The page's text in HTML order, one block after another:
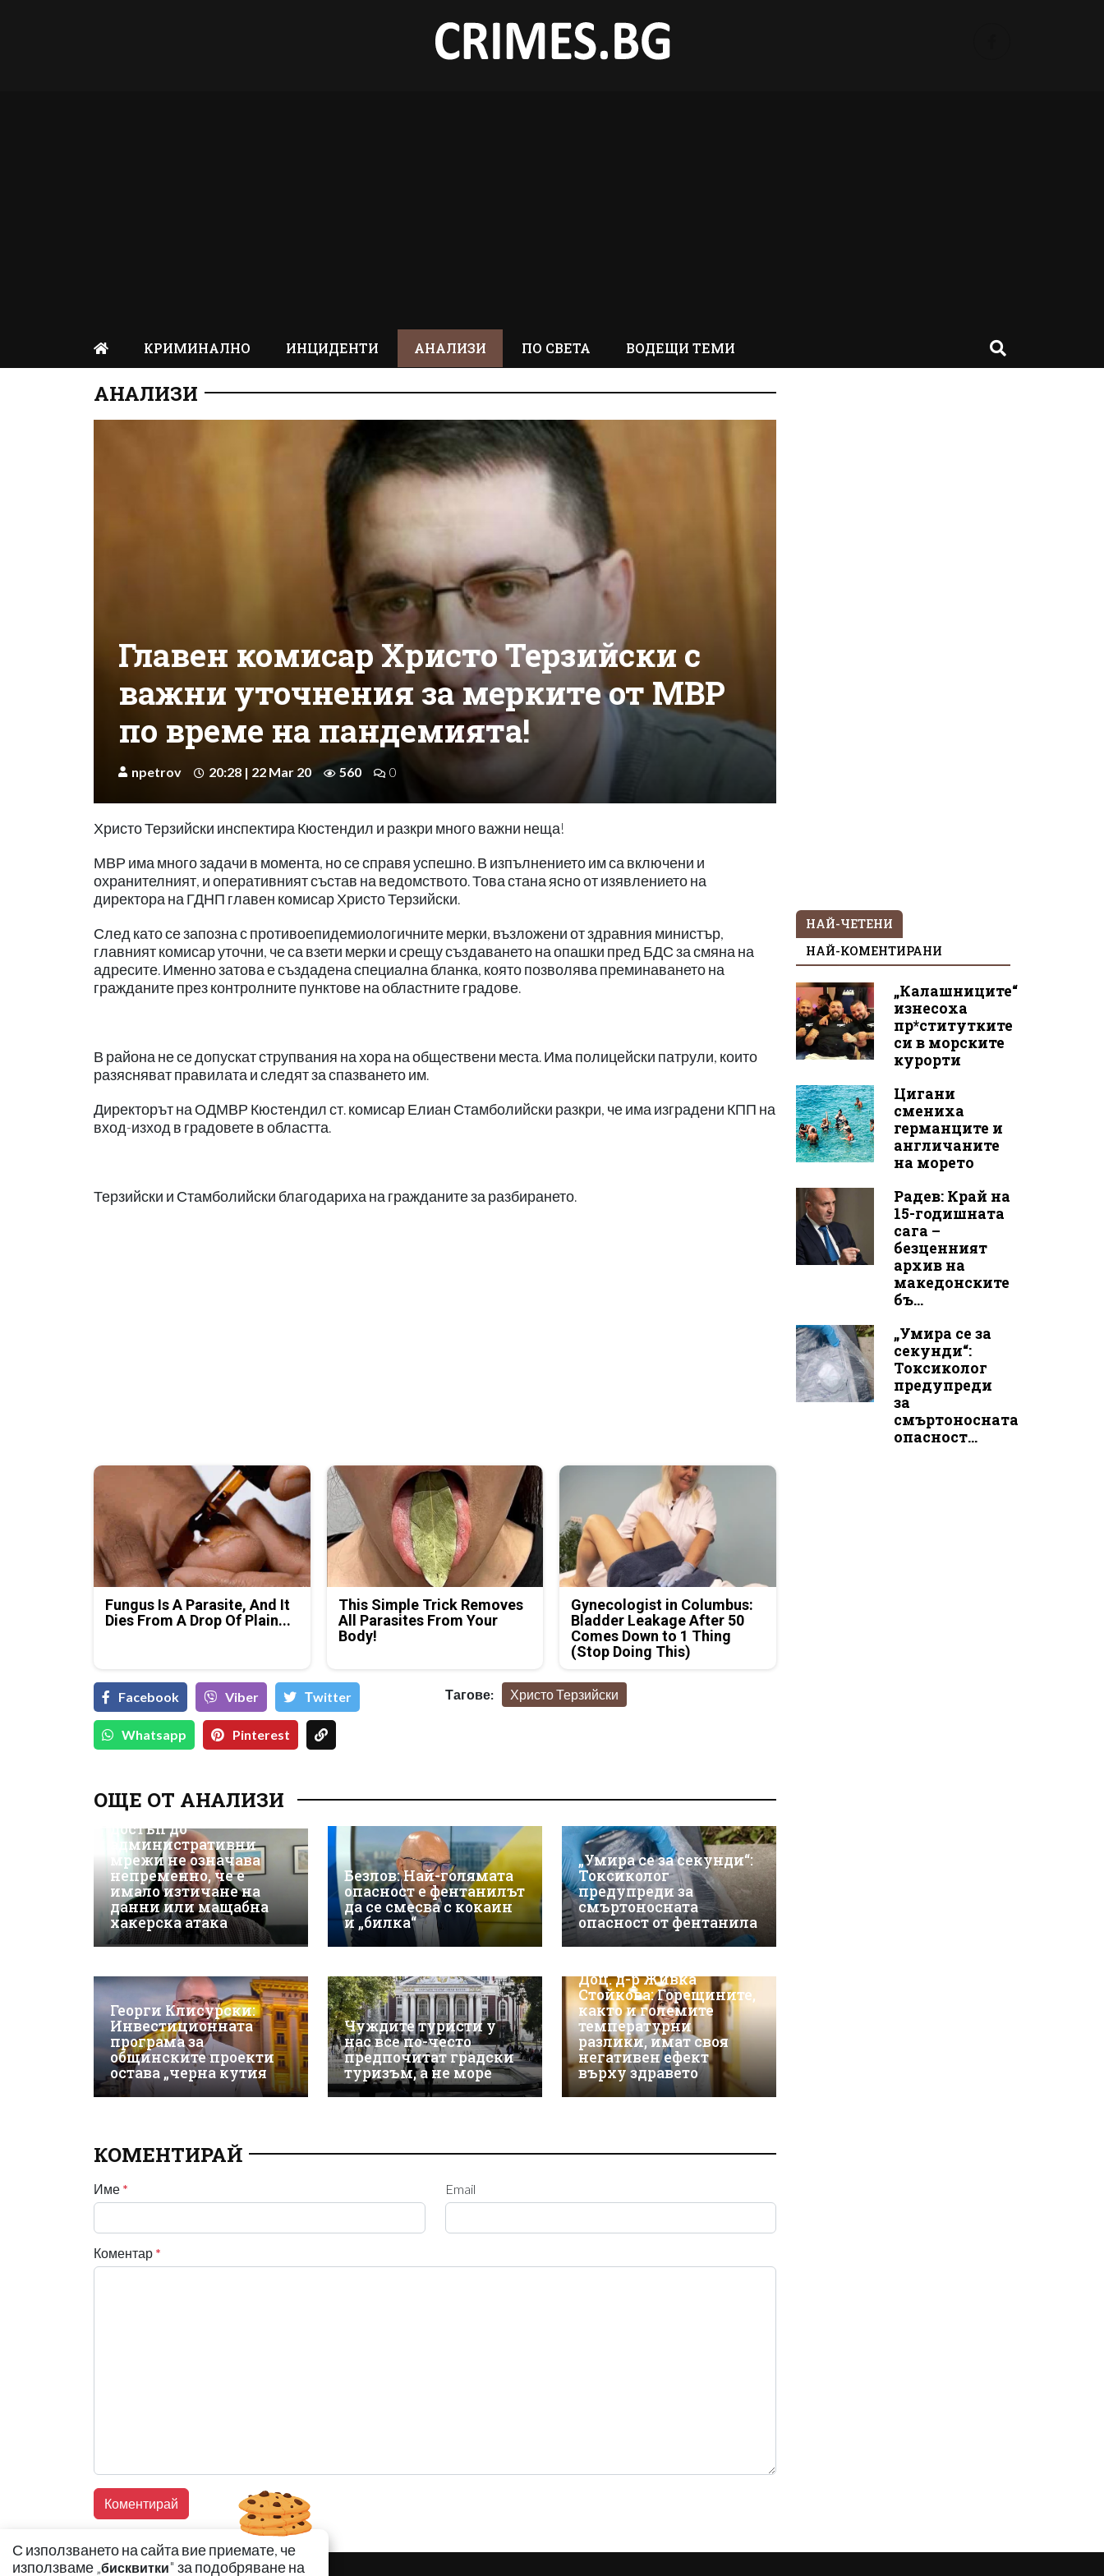
КРИМИНАЛНО ИНЦИДЕНТИ АНАЛИЗИ ПО СВЕТА ВОДЕЩИ ТЕМИ
АНАЛИЗИ
Главен комисар Христо Терзийски с
важни уточнения за мерките от МВР
по време на пандемията!
npetrov 20:28 | 22 Mar 20 560 0
Христо Терзийски инспектира Кюстендил и разкри много важни неща!
МВР има много задачи в момента, но се справя успешно. В изпълнението им са включени и
охранителният, и оперативният състав на ведомството. Това стана ясно от изявлението на
директора на ГДНП главен комисар Христо Терзийски.
След като се запозна с противоепидемиологичните мерки, възложени от здравния министър,
главният комисар уточни, че са взети мерки и срещу създаването на опашки пред БДС за смяна на
адресите. Именно затова е създадена специална бланка, която позволява преминаването на
гражданите през контролните пунктове на областните градове.
В района не се допускат струпвания на хора на обществени места. Има полицейски патрули, които
разясняват правилата и следят за спазването им.
Директорът на ОДМВР Кюстендил ст. комисар Елиан Стамболийски разкри, че има изградени КПП на
вход-изход в градовете в областта.
Терзийски и Стамболийски благодариха на гражданите за разбирането.
Fungus Is A Parasite, And It
Dies From A Drop Of Plain...
This Simple Trick Removes
All Parasites From Your
Body!
Gynecologist in Columbus:
Bladder Leakage After 50
Comes Down to 1 Thing
(Stop Doing This)
Facebook Viber Тwitter
Whatsapp Pinterest
Тагове: Христо Терзийски
ОЩЕ ОТ АНАЛИЗИ
киберсигурност:
Неоторизираният
достъп до
административни
мрежи не означава
непременно, че е
имало изтичане на
данни или мащабна
хакерска атака
Безлов: Най-голямата
опасност е фентанилът
да се смесва с кокаин
и „билка“
„Умира се за секунди“:
Токсиколог
предупреди за
смъртоносната
опасност от фентанила
Георги Клисурски:
Инвестиционната
програма за
общинските проекти
остава „черна кутия
Чуждите туристи у
нас все по-често
предпочитат градски
туризъм, а не море
Доц. д-р Живка
Стойкова: Горещините,
както и големите
температурни
разлики, имат своя
негативен ефект
върху здравето
КОМЕНТИРАЙ
Име * Email
Коментар *
НАЙ-ЧЕТЕНИ
НАЙ-КОМЕНТИРАНИ
„Калашниците“
изнесоха
пр*ститутките
си в морските
курорти
Цигани
смениха
германците и
англичаните
на морето
Радев: Край на
15-годишната
сага –
безценният
архив на
македонските
бъ...
„Умира се за
секунди“:
Токсиколог
предупреди
за
смъртоносната
опасност...
С използването на сайта вие приемате, че
използваме „бисквитки" за подобряване на